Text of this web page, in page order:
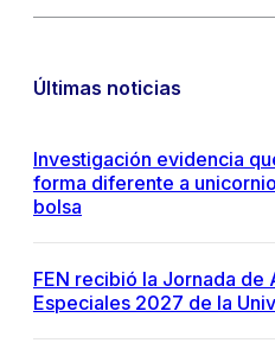
Últimas noticias
Investigación evidencia
forma diferente a
bolsa
FEN recibió la Jornada de
Especiales 2027 de la